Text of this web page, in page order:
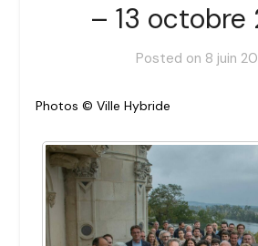
– 13 octobre
Posted on 8 juin
Photos © Ville Hybride